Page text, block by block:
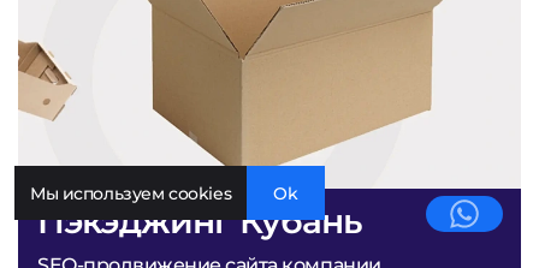
Пэкэджинг Кубань
Мы используем cookies Ok